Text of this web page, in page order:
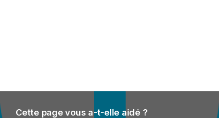
Cette page vous a-t-elle aidé ?